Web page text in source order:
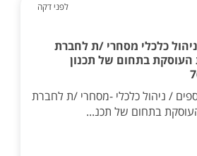
לפני דקה
כלכלי מסחרי /ת לחברת
העוסקת בתחום של תכנון
/ ניהול כלכלי -מסחרי /ת לחברת
בתחום של תכנ...